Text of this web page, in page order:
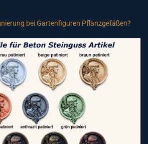
bei Gartenfiguren Pflanzgefäßen?